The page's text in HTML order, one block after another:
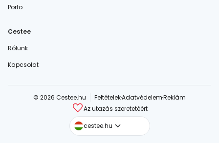
Porto
Cestee
Rólunk
Kapcsolat
© 2026 Cestee.hu FeltételekAdatvédelemReklám
Az utazás szeretetéért
cestee.hu
cestee.com
cestee.sk